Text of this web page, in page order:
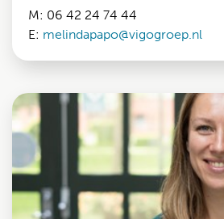
M: 06 42 24 74 44
E: melindapapo@vigogroep.nl